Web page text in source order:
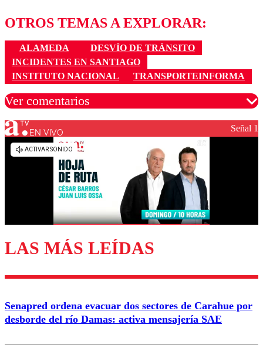
OTROS TEMAS A EXPLORAR:
ALAMEDA
DESVÍO DE TRÁNSITO
INCIDENTES EN SANTIAGO
INSTITUTO NACIONAL
TRANSPORTEINFORMA
Ver comentarios
Los comentarios son moderados para garantizar un
diálogo respetuoso.
Enviar comentario
EN VIVO Señal 1
LAS MÁS LEÍDAS
Senapred ordena evacuar dos sectores de Carahue por
desborde del río Damas: activa mensajería SAE